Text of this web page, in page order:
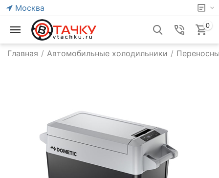
Москва
0
Главная / Автомобильные холодильники /